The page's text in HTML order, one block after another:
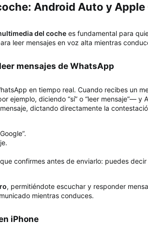
Android Auto y Apple
del coche es fundamental para
leer mensajes en voz alta mientras
mensajes de WhatsApp​
en tiempo real. Cuando recibes un
ejemplo, diciendo “sí” o “leer mensaje”—
dictando directamente la
confirmes antes de enviarlo: puedes decir
, permitiéndote escuchar y responder
mientras conduces.
iPhone​